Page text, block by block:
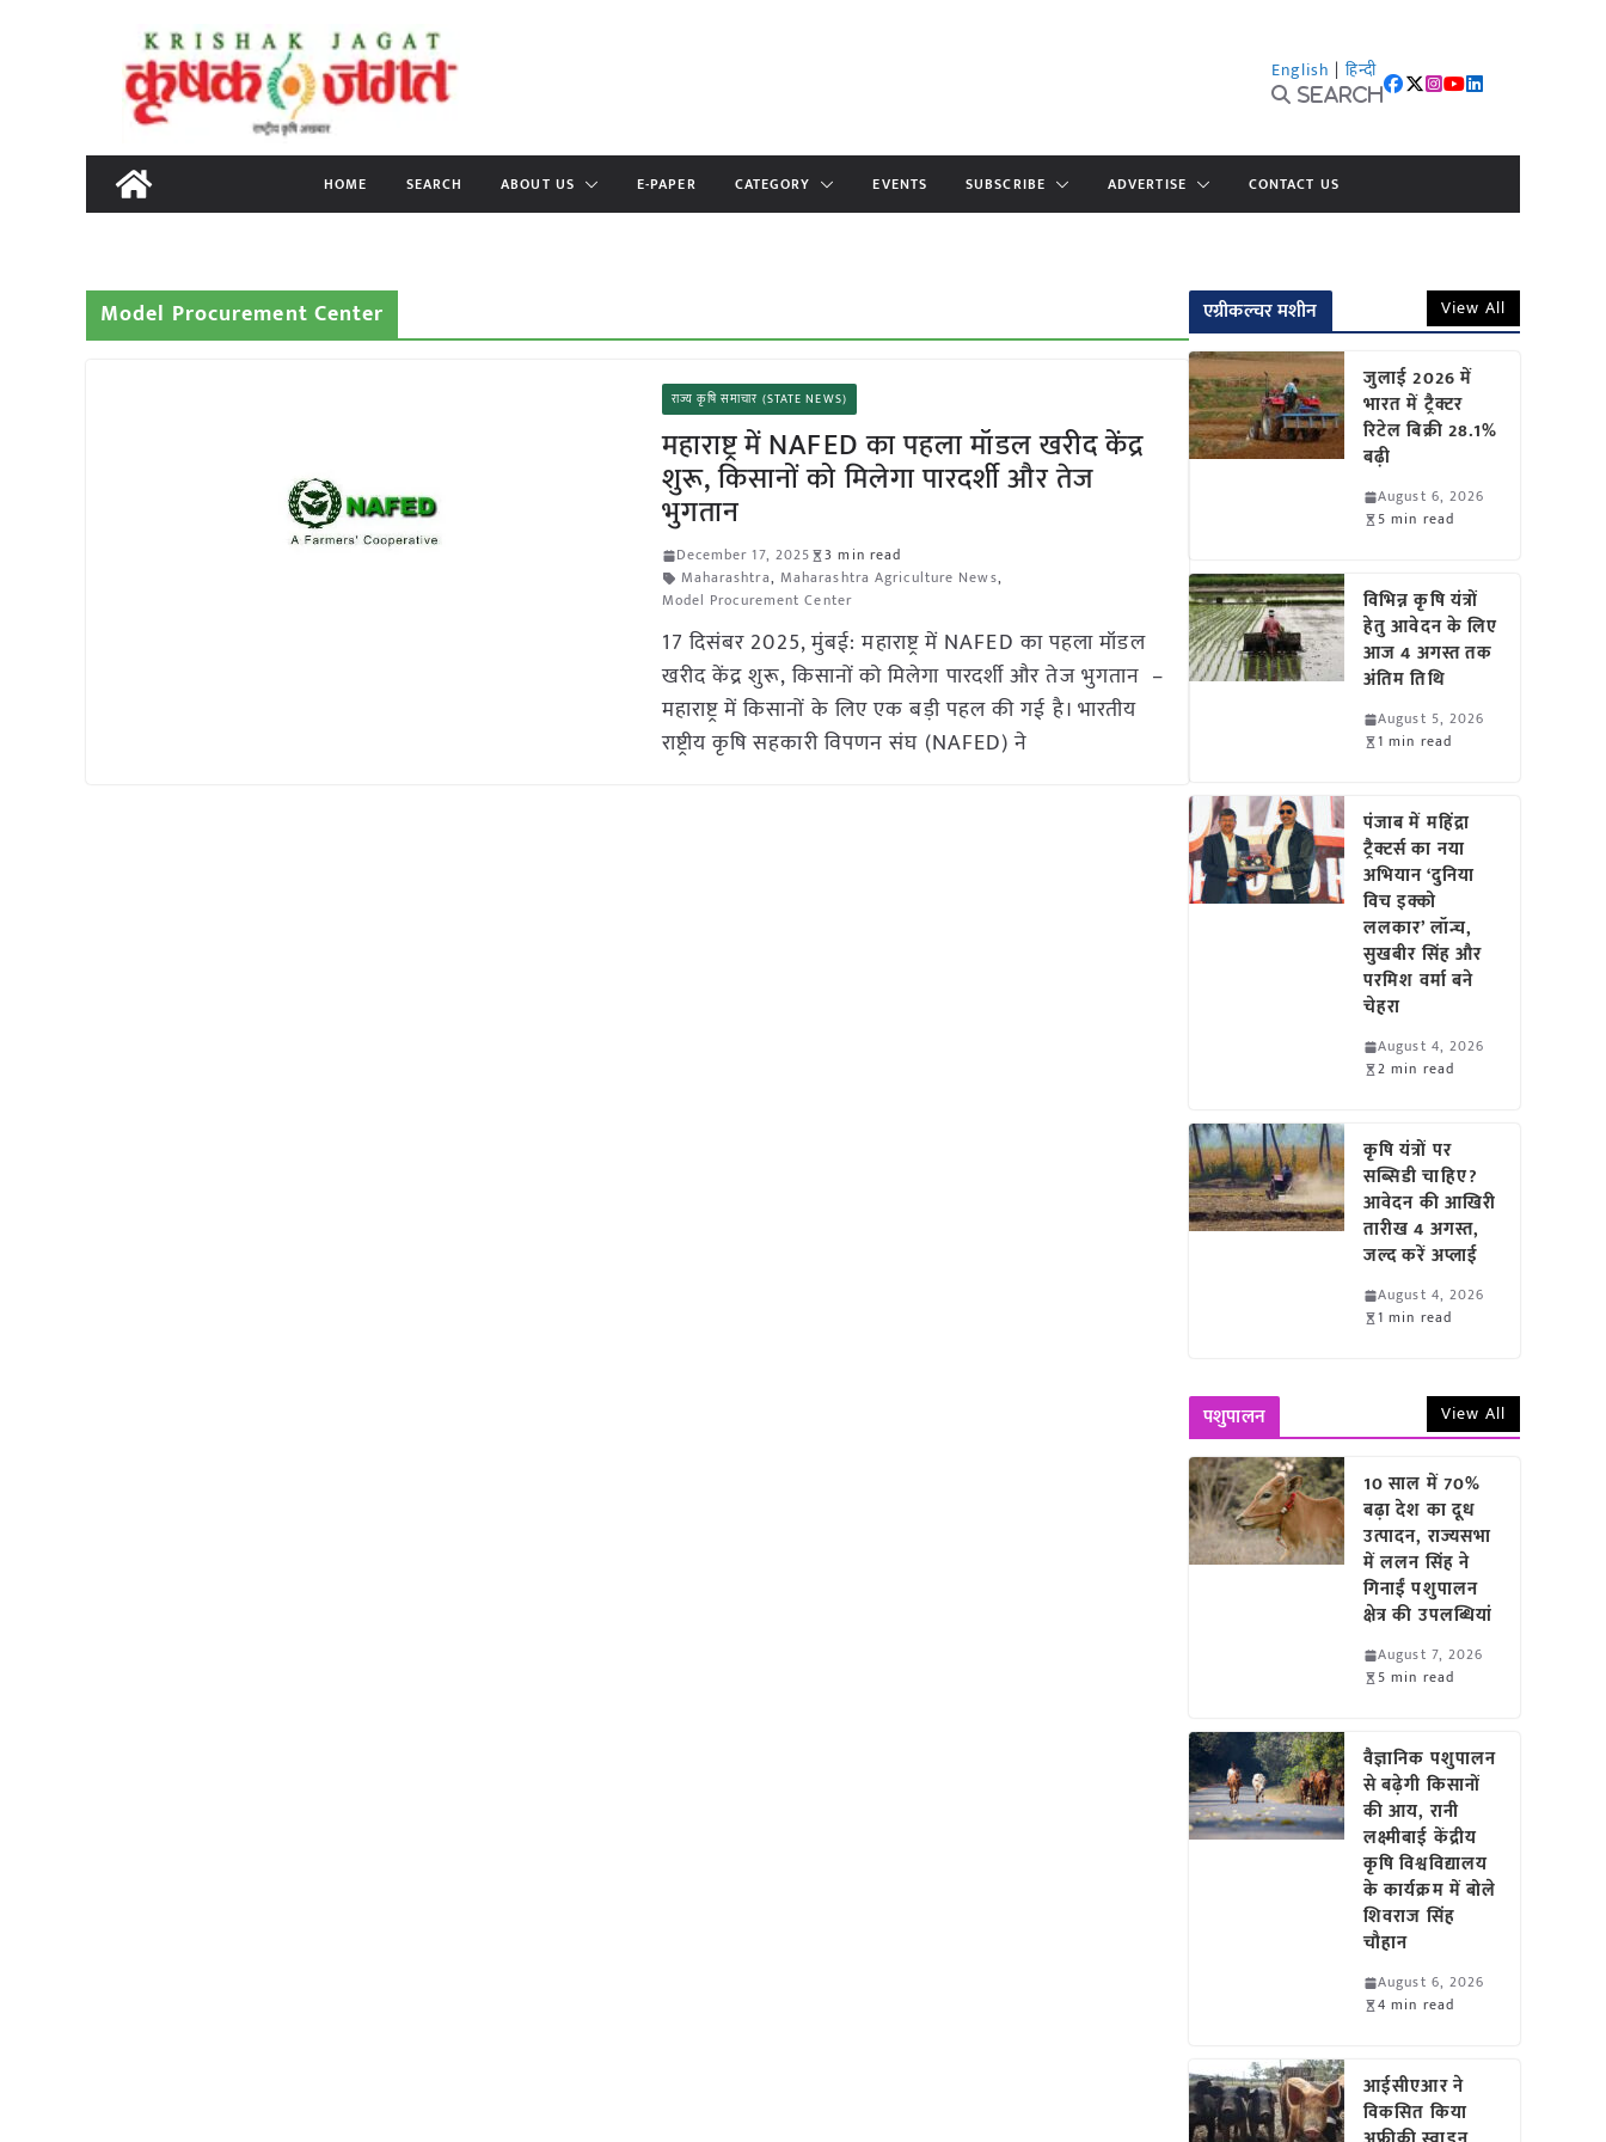
content
English | हिन्दी
Search
HOME SEARCH ABOUT US E-PAPER CATEGORY EVENTS SUBSCRIBE ADVERTISE CONTACT US
Model Procurement Center
राज्य कृषि समाचार (STATE NEWS)
महाराष्ट्र में NAFED का पहला मॉडल खरीद केंद्र
शुरू, किसानों को मिलेगा पारदर्शी और तेज
भुगतान
December 17, 2025
3 min read
Maharashtra, Maharashtra Agriculture News,
Model Procurement Center
17 दिसंबर 2025, मुंबई: महाराष्ट्र में NAFED का पहला मॉडल
खरीद केंद्र शुरू, किसानों को मिलेगा पारदर्शी और तेज भुगतान –
महाराष्ट्र में किसानों के लिए एक बड़ी पहल की गई है। भारतीय
राष्ट्रीय कृषि सहकारी विपणन संघ (NAFED) ने
एग्रीकल्चर मशीन View All
जुलाई 2026 में
भारत में ट्रैक्टर
रिटेल बिक्री 28.1%
बढ़ी
August 6, 2026
5 min read
विभिन्न कृषि यंत्रों
हेतु आवेदन के लिए
आज 4 अगस्त तक
अंतिम तिथि
August 5, 2026
1 min read
पंजाब में महिंद्रा
ट्रैक्टर्स का नया
अभियान ‘दुनिया
विच इक्को
ललकार’ लॉन्च,
सुखबीर सिंह और
परमिश वर्मा बने
चेहरा
August 4, 2026
2 min read
कृषि यंत्रों पर
सब्सिडी चाहिए?
आवेदन की आखिरी
तारीख 4 अगस्त,
जल्द करें अप्लाई
August 4, 2026
1 min read
पशुपालन View All
10 साल में 70%
बढ़ा देश का दूध
उत्पादन, राज्यसभा
में ललन सिंह ने
गिनाईं पशुपालन
क्षेत्र की उपलब्धियां
August 7, 2026
5 min read
वैज्ञानिक पशुपालन
से बढ़ेगी किसानों
की आय, रानी
लक्ष्मीबाई केंद्रीय
कृषि विश्वविद्यालय
के कार्यक्रम में बोले
शिवराज सिंह
चौहान
August 6, 2026
4 min read
आईसीएआर ने
विकसित किया